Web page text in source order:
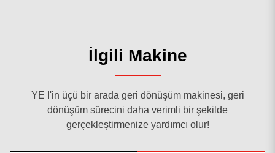
İlgili Makine
YE I'in üçü bir arada geri dönüşüm makinesi, geri
dönüşüm sürecini daha verimli bir şekilde
gerçekleştirmenize yardımcı olur!